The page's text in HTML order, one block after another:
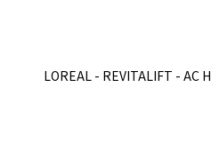
LOREAL - REVITALIFT - AC